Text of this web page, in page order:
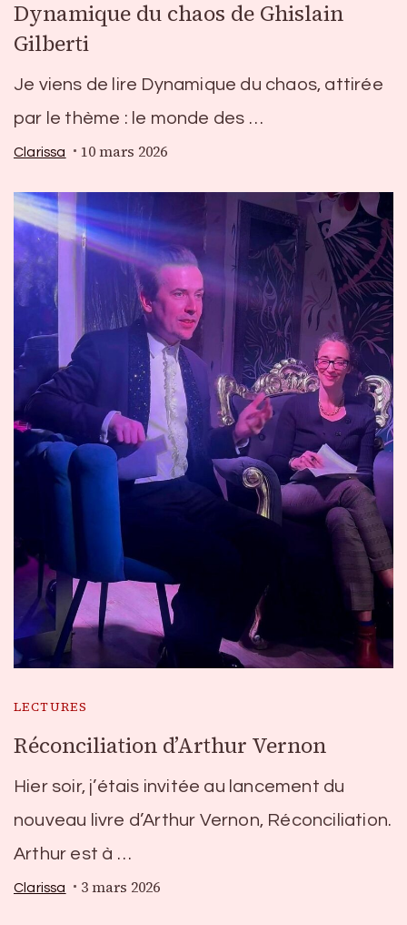
Dynamique du chaos de Ghislain
Gilberti
Je viens de lire Dynamique du chaos, attirée
par le thème : le monde des …
Clarissa 10 mars 2026
LECTURES
Réconciliation d’Arthur Vernon
Hier soir, j’étais invitée au lancement du
nouveau livre d’Arthur Vernon, Réconciliation.
Arthur est à …
Clarissa 3 mars 2026